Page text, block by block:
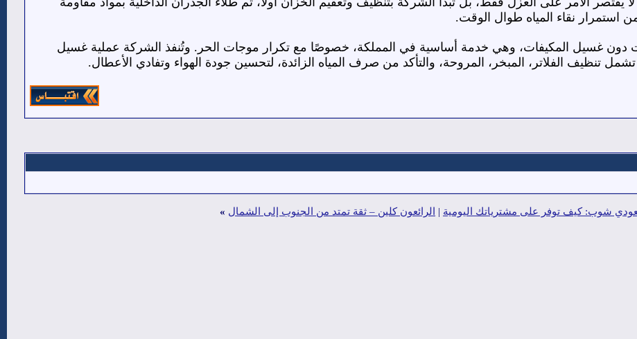
استمرار نقاء المياه طوال الوقت.
دون غسيل المكيفات، وهي خدمة أساسية في المملكة، خصوصًا مع تكرار موجات الحر. وتُنفذ الشركة عملية غسيل
تنظيف الفلاتر، المبخر، المروحة، والتأكد من صرف المياه الزائدة، لتحسين جودة الهواء وتفادي الأعطال.
شوب: كيف توفر على مشترياتك اليومية | الرائعون كلين – ثقة تمتد من الجنوب إلى الشمال »